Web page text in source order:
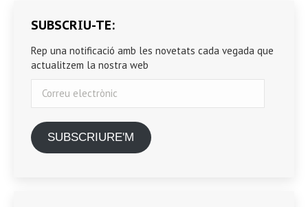
SUBSCRIU-TE:
Rep una notificació amb les novetats cada vegada que
actualitzem la nostra web
electrònic
SUBSCRIURE'M